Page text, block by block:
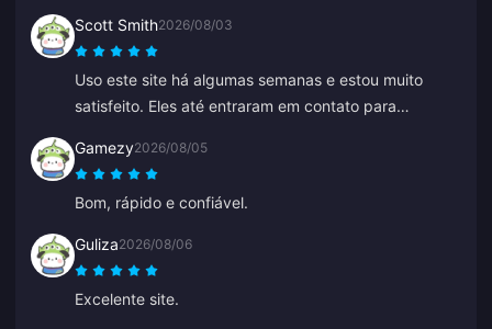
Scott Smith2026/08/03
Uso este site há algumas semanas e estou muito
satisfeito. Eles até entraram em contato para
contatar e o atendente do suporte foi gentil e
prestativo.
Gamezy2026/08/05
Bom, rápido e confiável.
Guliza2026/08/06
Excelente site.